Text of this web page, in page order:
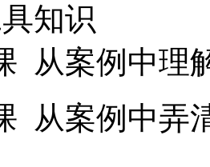
知识
从案例中理
从案例中弄